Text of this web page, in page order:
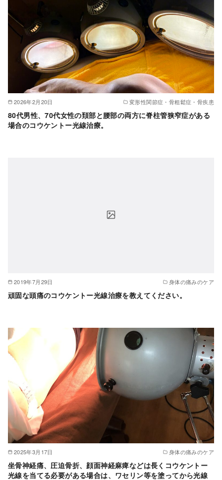
2026年2月20日 変形性関節症・骨粗鬆症・骨疾患
80代男性、70代女性の頚部と腰部の両方に脊柱管狭窄症がある
場合のコウケントー光線治療。
2019年7月29日 身体の痛みのケア
頑固な頭痛のコウケントー光線治療を教えてください。
2025年3月17日 身体の痛みのケア
坐骨神経痛、圧迫骨折、顔面神経麻痺などは長くコウケントー
光線を当てる必要がある場合は、ワセリン等を塗ってから光線